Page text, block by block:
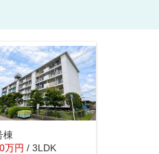
棟
万円 / 3LDK